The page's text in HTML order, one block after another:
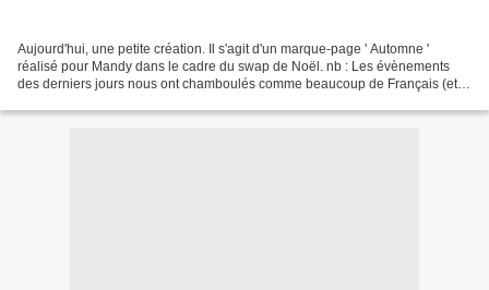
Aujourd'hui, une petite création. Il s'agit d'un marque-page ' Automne '
réalisé pour Mandy dans le cadre du swap de Noël. nb : Les évènements
des derniers jours nous ont chamboulés comme beaucoup de Français (et